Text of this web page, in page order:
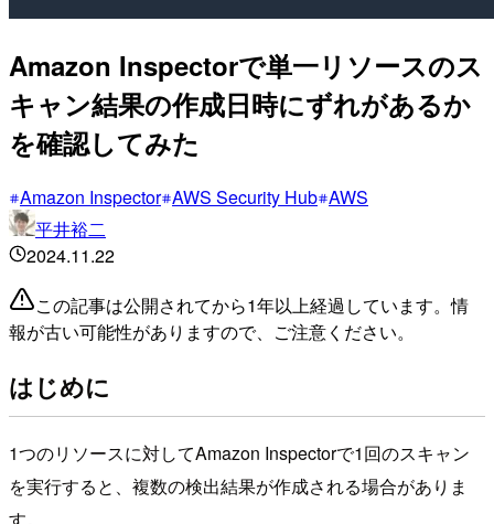
Amazon Inspectorで単一リソースのス
キャン結果の作成日時にずれがあるか
を確認してみた
Amazon Inspector AWS Security Hub AWS
平井裕二
2024.11.22
この記事は公開されてから1年以上経過しています。情
報が古い可能性がありますので、ご注意ください。
はじめに
1つのリソースに対してAmazon Inspectorで1回のスキャン
を実行すると、複数の検出結果が作成される場合がありま
す。